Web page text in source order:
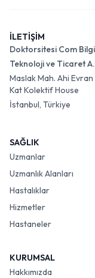
İLETİŞİM
Doktorsitesi Com
Teknoloji ve Ticaret
Maslak Mah. Ahi
Kat Kolektif House
İstanbul, Türkiye
SAĞLIK
Uzmanlar
Uzmanlık Alanları
Hastalıklar
Hizmetler
Hastaneler
KURUMSAL
Hakkımızda